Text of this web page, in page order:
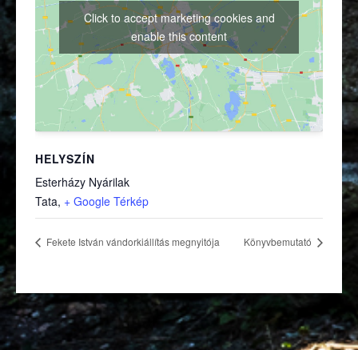
HELYSZÍN
Esterházy Nyárilak
Tata, + Google Térkép(külső hivatkozás)
Click to accept marketing cookies and
enable this content
Fekete István vándorkiállítás megnyitója Könyvbemutató